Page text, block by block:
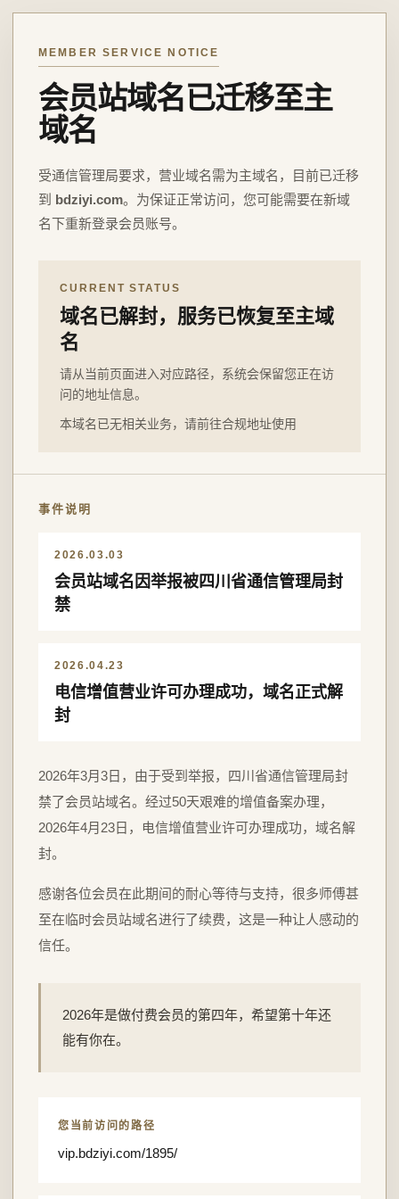
MEMBER SERVICE NOTICE
会员站域名已迁移至主
域名
受通信管理局要求，营业域名需为主域名，目前已迁移
到 bdziyi.com。为保证正常访问，您可能需要在新域
名下重新登录会员账号。
CURRENT STATUS
域名已解封，服务已恢复至主域
名
请从当前页面进入对应路径，系统会保留您正在访
问的地址信息。
本域名已无相关业务，请前往合规地址使用
事件说明
2026.03.03
会员站域名因举报被四川省通信管理局封
禁
2026.04.23
电信增值营业许可办理成功，域名正式解
封
2026年3月3日，由于受到举报，四川省通信管理局封
禁了会员站域名。经过50天艰难的增值备案办理，
2026年4月23日，电信增值营业许可办理成功，域名解
封。
感谢各位会员在此期间的耐心等待与支持，很多师傅甚
至在临时会员站域名进行了续费，这是一种让人感动的
信任。
2026年是做付费会员的第四年，希望第十年还
能有你在。
您当前访问的路径
vip.bdziyi.com/1895/